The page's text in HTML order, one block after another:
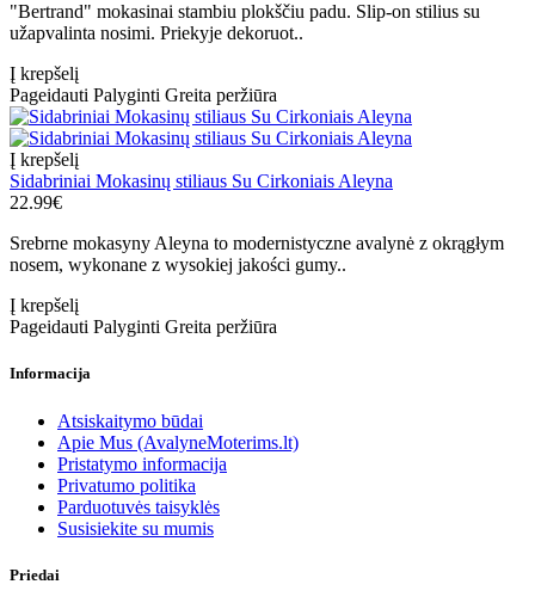
"Bertrand" mokasinai stambiu plokščiu padu. Slip-on stilius su
užapvalinta nosimi. Priekyje dekoruot..
Į krepšelį
Pageidauti Palyginti Greita peržiūra
Į krepšelį
Sidabriniai Mokasinų stiliaus Su Cirkoniais Aleyna
22.99€
Srebrne mokasyny Aleyna to modernistyczne avalynė z okrągłym
nosem, wykonane z wysokiej jakości gumy..
Į krepšelį
Pageidauti Palyginti Greita peržiūra
Informacija
Atsiskaitymo būdai
Apie Mus (AvalyneMoterims.lt)
Pristatymo informacija
Privatumo politika
Parduotuvės taisyklės
Susisiekite su mumis
Priedai